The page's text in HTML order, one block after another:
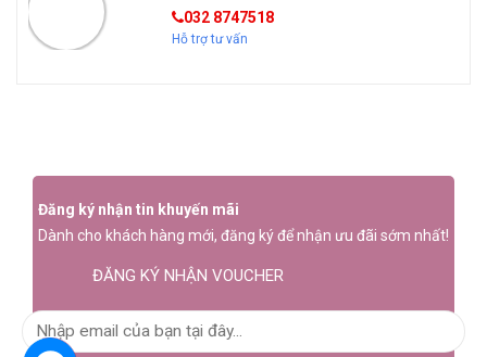
032 8747518
Hỗ trợ tư vấn
Đăng ký nhận tin khuyến mãi
Dành cho khách hàng mới, đăng ký để nhận ưu đãi sớm nhất!
ĐĂNG KÝ NHẬN VOUCHER